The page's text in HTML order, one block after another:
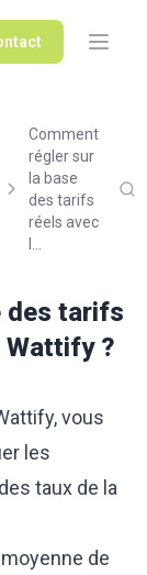
Comment
régler sur
la base
des tarifs
réels avec
des tarifs
Wattify ?
vous
les
taux de la
de